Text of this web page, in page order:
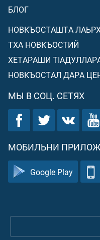
БЛОГ
НОВКЪОСТАШТА
ТХА НОВКЪОСТИЙ
ХЕТАРАШИ
НОВКЪОСТАЛ ДАРА
МЫ В СОЦ. СЕТЯХ
МОБИЛЬНИ
Google Play